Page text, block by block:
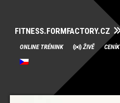
FITNESS.FORMFACTORY.CZ
Přeskočit
na
obsah
ONLINE TRÉNINK ŽIVĚ CENÍK